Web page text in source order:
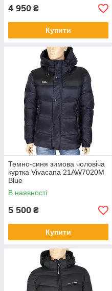
4 950 ₴
Купити
Темно-синя зимова чоловіча
куртка Vivacana 21AW7020M
Blue
В наявності
5 500 ₴
Купити